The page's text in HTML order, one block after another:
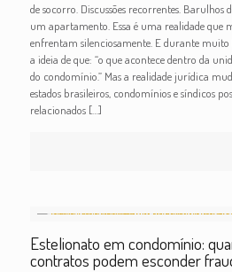
de socorro. Discussões recorrentes. Barulhos
um apartamento. Essa é uma realidade que
enfrentam silenciosamente. E durante
a ideia de que: “o que acontece dentro da
do condomínio.” Mas a realidade jurídica
estados brasileiros, condomínios e síndicos
relacionados[…]
Estelionato em condomínio:
contratos podem esconder